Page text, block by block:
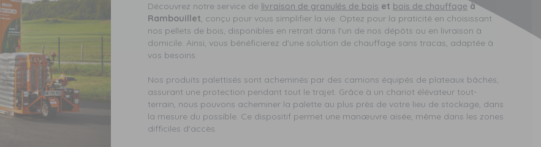
Découvrez notre service de livraison de granulés de bois et bois de chauffage à
Rambouillet, conçu pour vous simplifier la vie. Optez pour la praticité en choisissant
nos pellets de bois, disponibles en retrait dans l'un de nos dépôts ou en livraison à
domicile. Ainsi, vous bénéficierez d'une solution de chauffage sans tracas, adaptée à
vos besoins.
Nos produits palettisés sont acheminés par des camions équipés de plateaux bâchés,
assurant une protection pendant tout le trajet. Grâce à un chariot élévateur tout-
terrain, nous pouvons acheminer la palette au plus près de votre lieu de stockage, dans
la mesure du possible. Ce dispositif permet une manœuvre aisée, même dans les zones
difficiles d'accès.